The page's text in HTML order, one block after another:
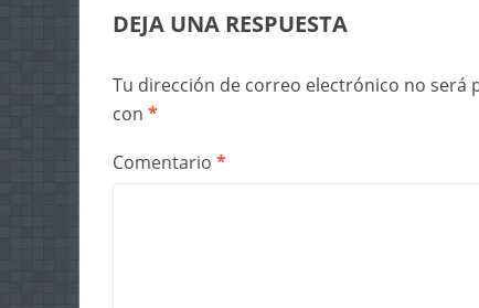
DEJA UNA RESPUESTA
Tu dirección de correo electrónico no será
con *
Comentario *